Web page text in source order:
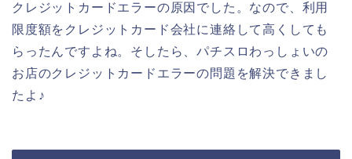
クレジットカードエラーの原因でした。なので、利用
限度額をクレジットカード会社に連絡して高くしても
らったんですよね。そしたら、パチスロわっしょいの
お店のクレジットカードエラーの問題を解決できまし
たよ♪